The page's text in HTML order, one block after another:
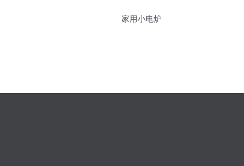
家用小电炉